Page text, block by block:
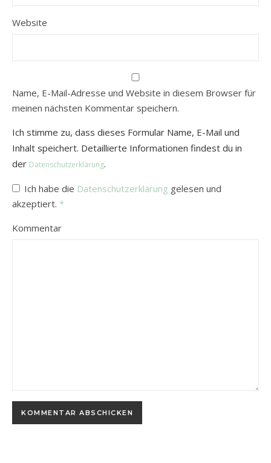
Website
Name, E-Mail-Adresse und Website in diesem Browser für
meinen nächsten Kommentar speichern.
Ich stimme zu, dass dieses Formular Name, E-Mail und
Inhalt speichert. Detaillierte Informationen findest du in
der Datenschutzerklärung.
Ich habe die Datenschutzerklärung gelesen und
akzeptiert. *
Kommentar